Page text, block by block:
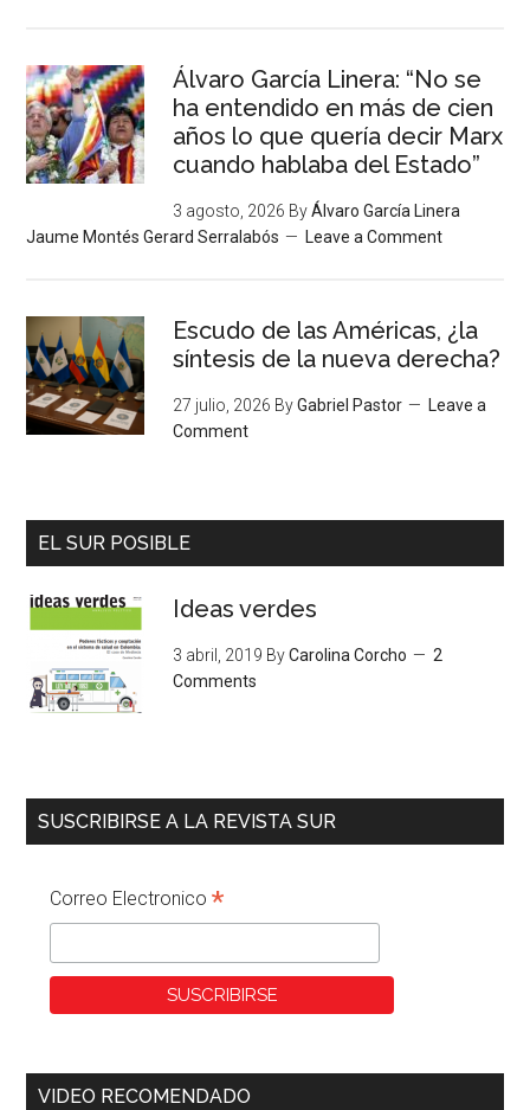
Álvaro García Linera: “No se
ha entendido en más de cien
años lo que quería decir Marx
cuando hablaba del Estado”
3 agosto, 2026 ByÁlvaro García Linera
Jaume Montés Gerard Serralabós
Leave a Comment
Escudo de las Américas, ¿la
síntesis de la nueva derecha?
27 julio, 2026 ByGabriel Pastor
Leave a
Comment
EL SUR POSIBLE
Ideas verdes
3 abril, 2019 ByCarolina Corcho
2
Comments
SUSCRIBIRSE A LA REVISTA SUR
Correo Electronico*
VIDEO RECOMENDADO